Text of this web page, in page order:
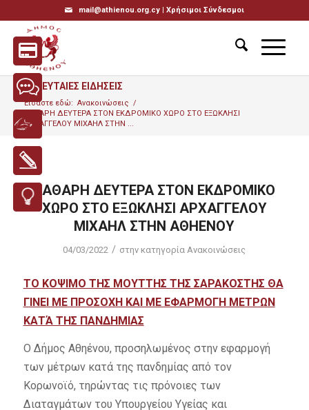
mail@athienou.org.cy | Χρήσιμοι Σύνδεσμοι
ΤΕΛΕΥΤΑΙΕΣ ΕΙΔΗΣΕΙΣ
Είσαστε εδώ: Ανακοινώσεις /
ΚΑΘΑΡΗ ΔΕΥΤΕΡΑ ΣΤΟΝ ΕΚΔΡΟΜΙΚΟ ΧΩΡΟ ΣΤΟ ΕΞΩΚΛΗΣΙ
ΑΡΧΑΓΓΕΛΟΥ ΜΙΧΑΗΛ ΣΤΗΝ ...
ΚΑΘΑΡΗ ΔΕΥΤΕΡΑ ΣΤΟΝ ΕΚΔΡΟΜΙΚΟ
ΧΩΡΟ ΣΤΟ ΕΞΩΚΛΗΣΙ ΑΡΧΑΓΓΕΛΟΥ
ΜΙΧΑΗΛ ΣΤΗΝ ΑΘΗΕΝΟΥ
04/03/2022 / στην κατηγορίαΑνακοινώσεις
ΤΟ ΚΟΨΙΜΟ ΤΗΣ ΜΟΥΤΤΗΣ ΤΗΣ ΣΑΡΑΚΟΣΤΗΣ ΘΑ
ΓΙΝΕΙ ΜΕ ΠΡΟΣΟΧΗ ΚΑΙ ΜΕ ΕΦΑΡΜΟΓΗ ΜΕΤΡΩΝ
ΚΑΤΆ ΤΗΣ ΠΑΝΔΗΜΙΑΣ
Ο Δήμος Αθηένου, προσηλωμένος στην εφαρμογή
των μέτρων κατά της πανδημίας από τον
Κορωνοϊό, τηρώντας τις πρόνοιες των
Διαταγμάτων του Υπουργείου Υγείας και